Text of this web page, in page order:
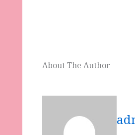
About The Author